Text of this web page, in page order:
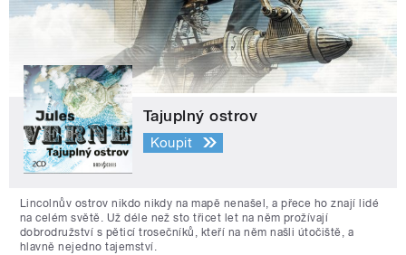
Tajuplný ostrov
Koupit
Lincolnův ostrov nikdo nikdy na mapě nenašel, a přece ho znají lidé
na celém světě. Už déle než sto třicet let na něm prožívají
dobrodružství s pěticí trosečníků, kteří na něm našli útočiště, a
hlavně nejedno tajemství.